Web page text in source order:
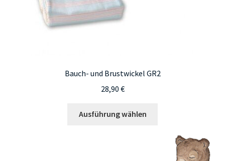
Bauch- und Brustwickel GR2
28,90 €
Ausführung wählen
mehrere
Varianten